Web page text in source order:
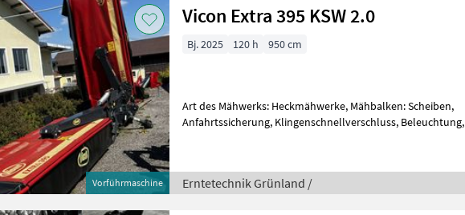
Vorführmaschine
Vicon Extra 395 KSW 2.0
Bj. 2025 120 h 950 cm
Art des Mähwerks: Heckmähwerke, Mähbalken: Scheiben,
Anfahrtssicherung, Klingenschnellverschluss, Beleuchtung,
Erntetechnik Grünland /